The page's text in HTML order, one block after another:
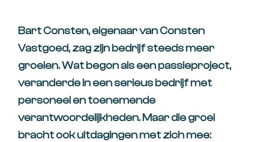
Bart Consten, eigenaar vanConsten
Vastgoed, zag zijn bedrijf steeds meer
groeien. Wat begon als een passieproject,
veranderde in een serieus bedrijf met
personeel en toenemende
verantwoordelijkheden. Maar die groei
bracht ook uitdagingen met zich mee: